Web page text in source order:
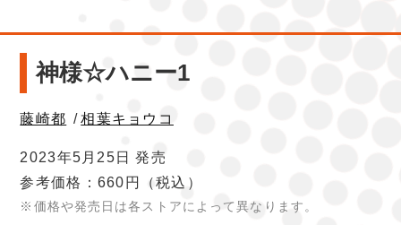
神様☆ハニー1
藤崎都 /相葉キョウコ
2023年5月25日 発売
参考価格：660円
（税込）
※価格や発売日は各ストアによって異なります。